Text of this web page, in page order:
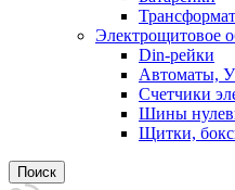
Электрощитовое
Din-рейки
Автоматы,
Счетчики
Шины
Щитки,
Поиск